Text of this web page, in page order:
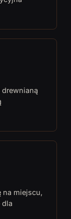
na miejscu,
dla